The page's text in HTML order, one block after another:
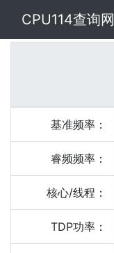
CPU114查询网
基准频率：
睿频频率：
核心/线程：
TDP功率：